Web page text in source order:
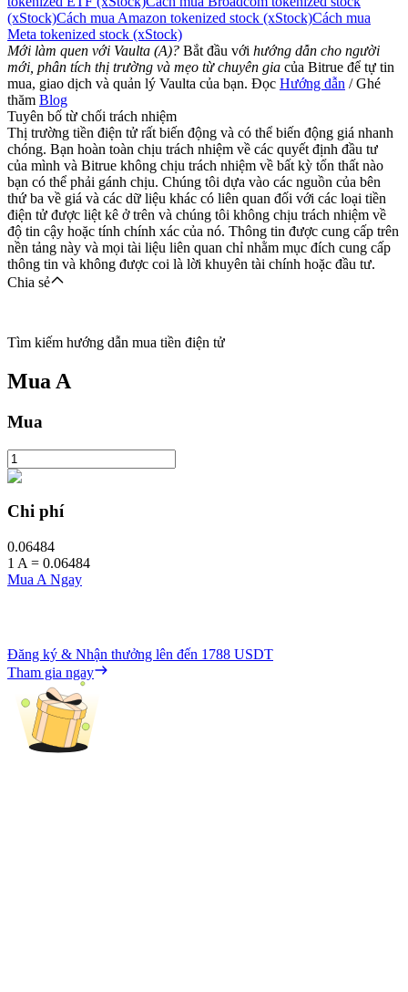
(xStock)Cách mua Amazon tokenized stock (xStock)Cách mua
Meta tokenized stock (xStock)
Mới làm quen với Vaulta (A)? Bắt đầu với hướng dẫn cho người
mới, phân tích thị trường và mẹo từ chuyên gia của Bitrue để tự tin
mua, giao dịch và quản lý Vaulta của bạn. Đọc Hướng dẫn / Ghé
thăm Blog
Tuyên bố từ chối trách nhiệm
Thị trường tiền điện tử rất biến động và có thể biến động giá nhanh
chóng. Bạn hoàn toàn chịu trách nhiệm về các quyết định đầu tư
của mình và Bitrue không chịu trách nhiệm về bất kỳ tổn thất nào
bạn có thể phải gánh chịu. Chúng tôi dựa vào các nguồn của bên
thứ ba về giá và các dữ liệu khác có liên quan đối với các loại tiền
điện tử được liệt kê ở trên và chúng tôi không chịu trách nhiệm về
độ tin cậy hoặc tính chính xác của nó. Thông tin được cung cấp trên
nền tảng này và mọi tài liệu liên quan chỉ nhằm mục đích cung cấp
thông tin và không được coi là lời khuyên tài chính hoặc đầu tư.
Chia sẻ
Tìm kiếm hướng dẫn mua tiền điện tử
Mua A
Mua
Chi phí
0.06484
1 A = 0.06484
Mua A Ngay
Đăng ký & Nhận thưởng lên đến 1788 USDT
Tham gia ngay